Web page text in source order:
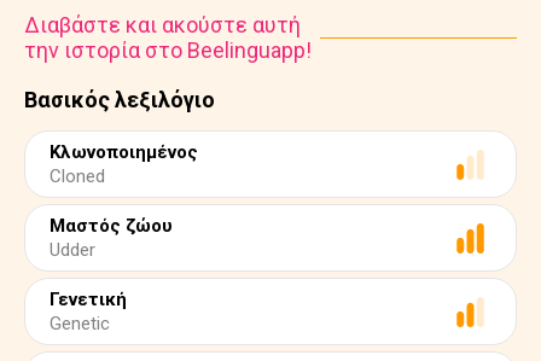
Βασικός λεξιλόγιο
Κλωνοποιημένος
Cloned
Μαστός ζώου
Udder
Γενετική
Genetic
Διαβάστε και ακούστε αυτή
την ιστορία στο Beelinguapp!